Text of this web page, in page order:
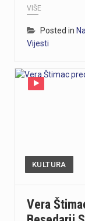
VIŠE
Posted in
Vijesti
KULTURA
Vera